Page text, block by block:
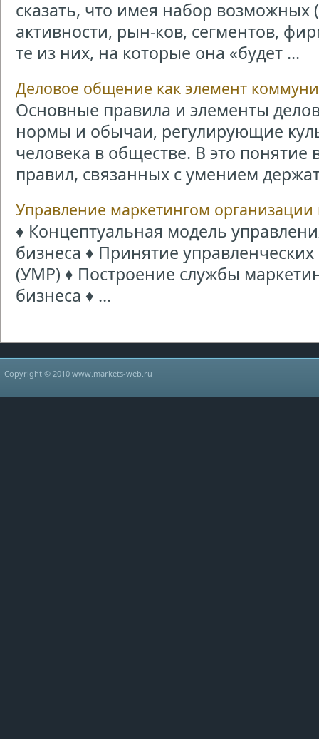
сказать, что имея набор возможных
активности, рын-ков, сегментов,
те из них, на которые она «будет ...
Деловое общение как элемент
Основные правила и элементы
нормы и обычаи, регулирующие
человека в обществе. В это понятие
правил, связанных с умением
Управление маркетингом организации
♦ Концептуальная модель
бизнеса ♦ Принятие
(УМР) ♦ Построение службы
бизнеса ♦ ...
Copyright © 2010 www.markets-web.ru